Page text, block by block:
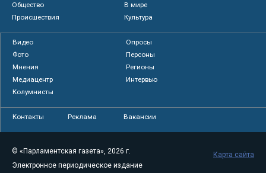
Общество
В мире
Происшествия
Культура
Видео
Опросы
Фото
Персоны
Мнения
Регионы
Медиацентр
Интервью
Колумнисты
Контакты Реклама Вакансии
© «Парламентская газета», 2026 г.
Электронное периодическое издание
Карта сайта